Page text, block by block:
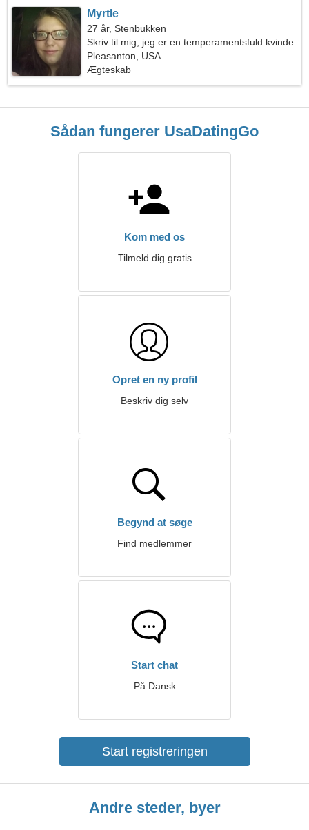
Myrtle
27 år, Stenbukken
Skriv til mig, jeg er en temperamentsfuld kvinde
Pleasanton, USA
Ægteskab
Sådan fungerer UsaDatingGo
Kom med os
Tilmeld dig gratis
Opret en ny profil
Beskriv dig selv
Begynd at søge
Find medlemmer
Start chat
På Dansk
Start registreringen
Andre steder, byer